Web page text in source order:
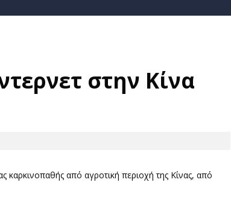
στην Κίνα
καρκινοπαθής από αγροτική περιοχή της Κίνας, από